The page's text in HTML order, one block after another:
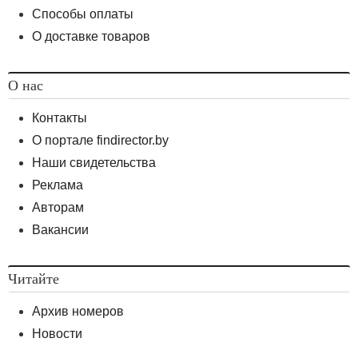
Способы оплаты
О доставке товаров
О нас
Контакты
О портале findirector.by
Наши свидетельства
Реклама
Авторам
Вакансии
Читайте
Архив номеров
Новости